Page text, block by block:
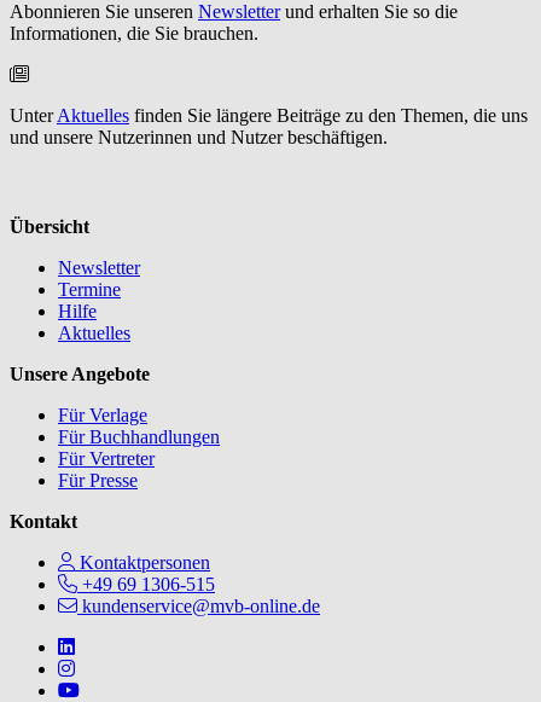
Abonnieren Sie unseren Newsletterund erhalten Sie so die
Informationen, die Sie brauchen.
UnterAktuelles finden Sie längere Beiträge zu den Themen, die uns
und unsere Nutzerinnen und Nutzer beschäftigen.
Übersicht
Newsletter
Termine
Hilfe
Aktuelles
Unsere Angebote
Für Verlage
Für Buchhandlungen
Für Vertreter
Für Presse
Kontakt
Kontaktpersonen
+49 69 1306-515
kundenservice@mvb-online.de
Follow us on https://www.linkedin.com/company/mvbbooks
Follow us on https://www.instagram.com/lifeatmvb/
Follow us on https://www.youtube.com/@mvbbooks